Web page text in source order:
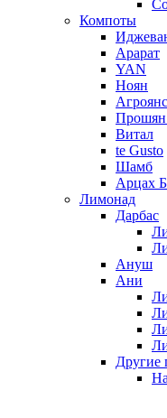
Компоты
Арарат
YAN
Ноян
Агроянс
Витал
te Gusto
Шамб
Арцах
Лимонад
Дарбас
Ануш
Ани
Другие